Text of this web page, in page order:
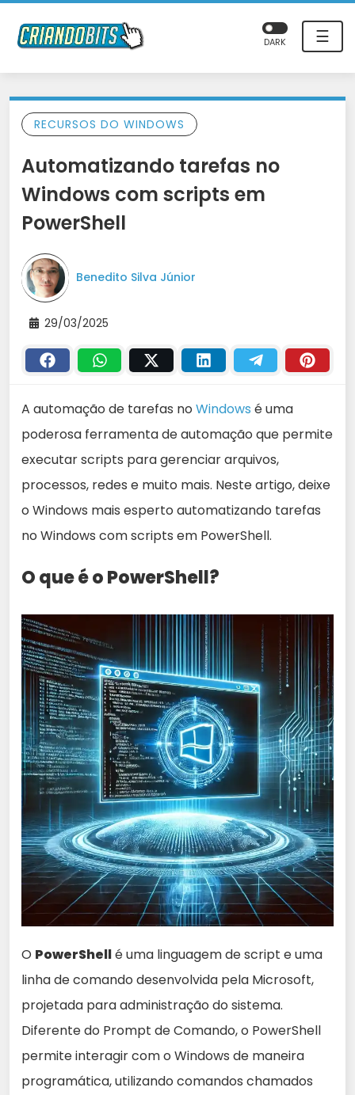
☰
DARK
RECURSOS DO WINDOWS
Automatizando tarefas no
Windows com scripts em
PowerShell
Benedito Silva Júnior
29/03/2025
A automação de tarefas no Windows é uma
poderosa ferramenta de automação que permite
executar scripts para gerenciar arquivos,
processos, redes e muito mais. Neste artigo, deixe
o Windows mais esperto automatizando tarefas
no Windows com scripts em PowerShell.
O que é o PowerShell?
O PowerShellé uma linguagem de script e uma
linha de comando desenvolvida pela Microsoft,
projetada para administração do sistema.
Diferente do Prompt de Comando, o PowerShell
permite interagir com o Windows de maneira
programática, utilizando comandos chamados